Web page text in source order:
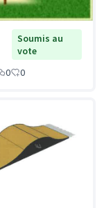
Soumis au
vote
0 0